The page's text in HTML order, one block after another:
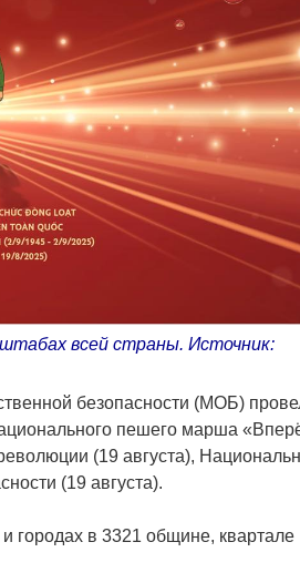
всей страны. Источник:
безопасности (МОБ)
пешего марша
(19 августа),
(19 августа).
городах в 3321 общине, квартале